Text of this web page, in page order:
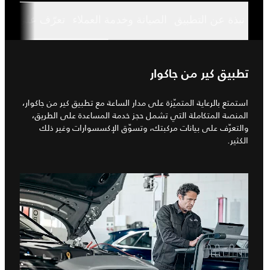
تطبيق كير من جاكوار
استمتع بالرعاية المتميّزة على مدار الساعة مع تطبيق كير من جاكوار،
المنصة المتكاملة التي تشمل حجز خدمة المساعدة على الطريق،
والتعرّف على بيانات مركبتك، وتسوّق الإكسسوارات وغير ذلك
الكثير.